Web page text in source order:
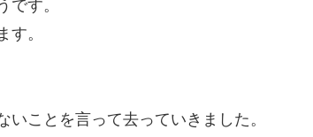
す。
。
いことを言って去っていきました。